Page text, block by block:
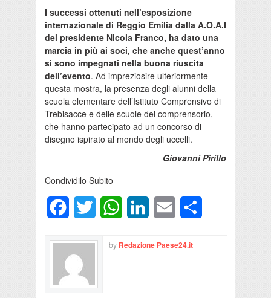
I successi ottenuti nell’esposizione
internazionale di Reggio Emilia dalla A.O.A.I
del presidente Nicola Franco, ha dato una
marcia in più ai soci, che anche quest’anno
si sono impegnati nella buona riuscita
dell’evento. Ad impreziosire ulteriormente
questa mostra, la presenza degli alunni della
scuola elementare dell’Istituto Comprensivo di
Trebisacce e delle scuole del comprensorio,
che hanno partecipato ad un concorso di
disegno ispirato al mondo degli uccelli.
Giovanni Pirillo
Condividilo Subito
FacebookTwitter WhatsAppLinkedInEmail
by Redazione Paese24.it